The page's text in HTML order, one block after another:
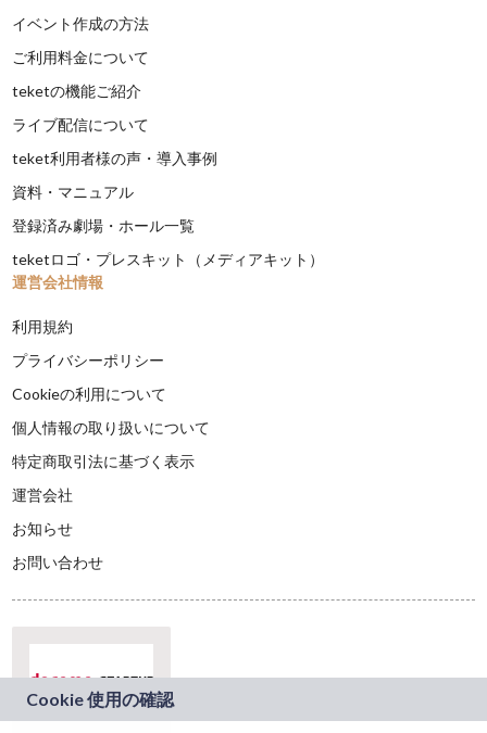
イベント作成の方法
ご利用料金について
teketの機能ご紹介
ライブ配信について
teket利用者様の声・導入事例
資料・マニュアル
登録済み劇場・ホール一覧
teketロゴ・プレスキット（メディアキット）
運営会社情報
利用規約
プライバシーポリシー
Cookieの利用について
個人情報の取り扱いについて
特定商取引法に基づく表示
運営会社
お知らせ
お問い合わせ